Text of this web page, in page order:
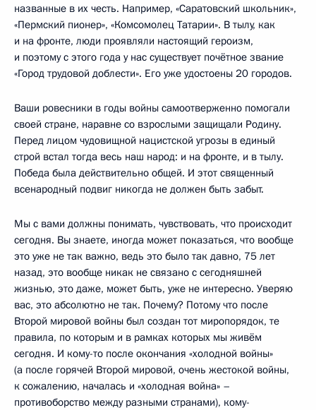
названные в их честь. Например, «Саратовский школьник»,
«Пермский пионер», «Комсомолец Татарии». В тылу, как
и на фронте, люди проявляли настоящий героизм,
и поэтому с этого года у нас существует почётное звание
«Город трудовой доблести». Его уже удостоены 20 городов.
Ваши ровесники в годы войны самоотверженно помогали
своей стране, наравне со взрослыми защищали Родину.
Перед лицом чудовищной нацистской угрозы в единый
строй встал тогда весь наш народ: и на фронте, и в тылу.
Победа была действительно общей. И этот священный
всенародный подвиг никогда не должен быть забыт.
Мы с вами должны понимать, чувствовать, что происходит
сегодня. Вы знаете, иногда может показаться, что вообще
это уже не так важно, ведь это было так давно, 75 лет
назад, это вообще никак не связано с сегодняшней
жизнью, это даже, может быть, уже не интересно. Уверяю
вас, это абсолютно не так. Почему? Потому что после
Второй мировой войны был создан тот миропорядок, те
правила, по которым и в рамках которых мы живём
сегодня. И кому-то после окончания «холодной войны»
(а после горячей Второй мировой, очень жестокой войны,
к сожалению, началась и «холодная война» –
противоборство между разными странами), кому-